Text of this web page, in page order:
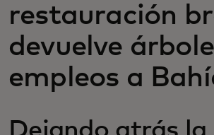
Noticias y tendencias
restauración
devuelve
empleos a